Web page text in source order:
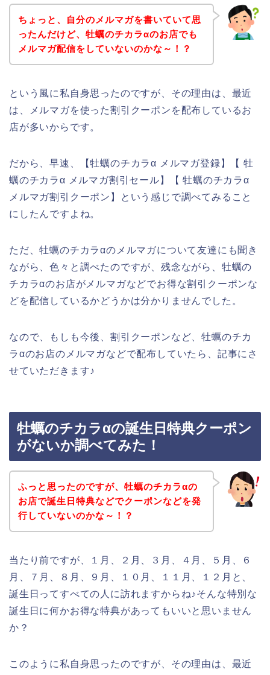
ちょっと、自分のメルマガを書いていて思
ったんだけど、牡蠣のチカラαのお店でも
メルマガ配信をしていないのかな～！？
という風に私自身思ったのですが、その理由は、最近
は、メルマガを使った割引クーポンを配布しているお
店が多いからです。
だから、早速、【牡蠣のチカラα メルマガ登録】【 牡
蠣のチカラα メルマガ割引セール】【 牡蠣のチカラα
メルマガ割引クーポン】という感じで調べてみること
にしたんですよね。
ただ、牡蠣のチカラαのメルマガについて友達にも聞き
ながら、色々と調べたのですが、残念ながら、牡蠣の
チカラαのお店がメルマガなどでお得な割引クーポンな
どを配信しているかどうかは分かりませんでした。
なので、もしも今後、割引クーポンなど、牡蠣のチカ
ラαのお店のメルマガなどで配布していたら、記事にさ
せていただきます♪
牡蠣のチカラαの誕生日特典クーポン
がないか調べてみた！
ふっと思ったのですが、牡蠣のチカラαの
お店で誕生日特典などでクーポンなどを発
行していないのかな～！？
当たり前ですが、１月、２月、３月、４月、５月、６
月、７月、８月、９月、１０月、１１月、１２月と、
誕生日ってすべての人に訪れますからね♪そんな特別な
誕生日に何かお得な特典があってもいいと思いません
か？
このように私自身思ったのですが、その理由は、最近